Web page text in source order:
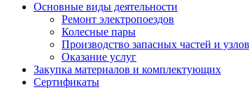
Основные виды деятельности
Ремонт электропоездов
Колесные пары
Производство запасных частей и узлов
Оказание услуг
Закупка материалов и комплектующих
Сертификаты